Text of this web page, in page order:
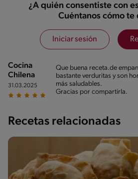
¿A quién consentiste con
Cuéntanos cómo te
Iniciar sesión
Cocina
Chilena
31.03.2025
Que buena receta.de
bastante verduritas y son
más saludables.
Gracias por compartirla.
Recetas relacionadas